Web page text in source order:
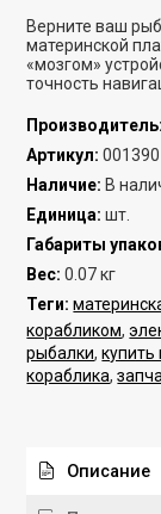
Верните ваш
материнской
«мозгом»
точность
Производитель:
Артикул: 001390
Наличие: В
Единица: шт.
Габариты
Вес: 0.07 кг
Теги:
корабликом,
рыбалки,купить
кораблика,
Описание